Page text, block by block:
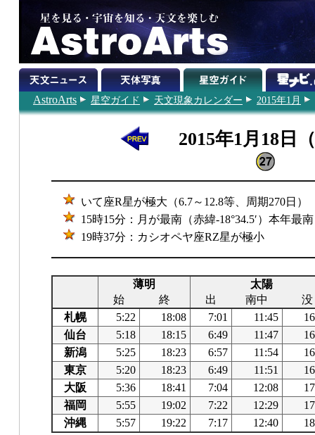
AstroArts 星空ガイド 天文現象カレンダー 2015年1月
2015年1月18日
いて座R星が極大（6.7～12.8等、周期270日）
15時15分：月が最南（赤緯-18°34.5′）本年最南
19時37分：カシオペヤ座RZ星が極小
薄明
太陽
始
終 出 南中
没
札幌
5:22 18:08 7:01 11:45
仙台
5:18 18:15 6:49 11:47
新潟
5:25 18:23 6:57 11:54
東京
5:20 18:23 6:49 11:51
大阪
5:36 18:41 7:04 12:08
福岡
5:55 19:02 7:22 12:29
沖縄
5:57 19:22 7:17 12:40